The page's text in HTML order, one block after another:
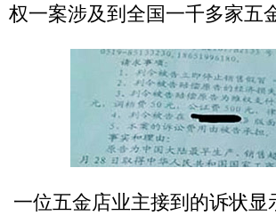
权一案涉及到全国一千多家五
一位五金店业主接到的诉状